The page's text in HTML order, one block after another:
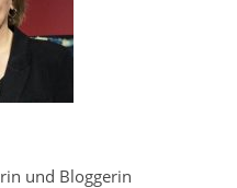
und Bloggerin